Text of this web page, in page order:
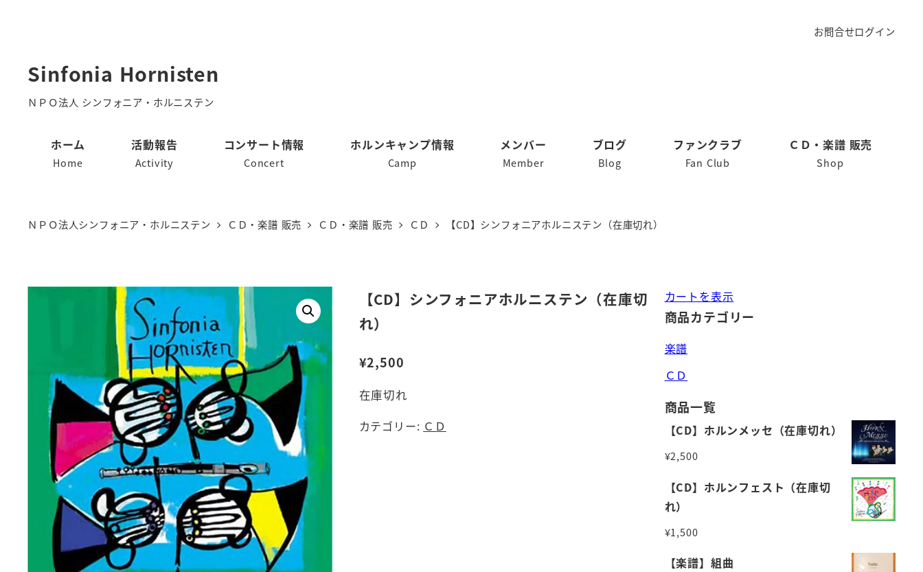
お問合せログイン
Sinfonia Hornisten
ＮＰＯ法人 シンフォニア・ホルニステン
ホーム
Home
活動報告
Activity
コンサート情報
Concert
ホルンキャンプ情報
Camp
メンバー
Member
ブログ
Blog
ファンクラブ
Fan Club
ＣＤ・楽譜 販売
Shop
ＮＰＯ法人シンフォニア・ホルニステン ＣＤ・楽譜 販売 ＣＤ・楽譜 販売 ＣＤ 【CD】シンフォニアホルニステン（在庫切れ）
【CD】シンフォニアホルニステン（在庫切
れ）
¥2,500
在庫切れ
カテゴリー: ＣＤ
カートを表示
商品カテゴリー
楽譜
ＣＤ
商品一覧
【CD】ホルンメッセ（在庫切れ）
¥2,500
【CD】ホルンフェスト（在庫切
れ）
¥1,500
【楽譜】組曲